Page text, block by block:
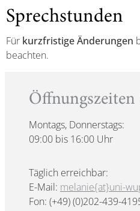
Sprechstunden
Für kurzfristige Änderungen
beachten.
Öffnungszeiten
Montags, Donnerstags:
09:00 bis 16:00 Uhr
Täglich erreichbar:
E-Mail: melanie{at}uni-
Fon: (+49) (0)202-439-